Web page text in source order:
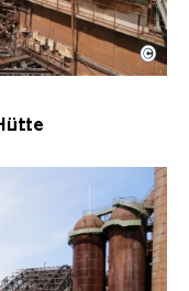
Hütte mit
Hütte | Karl
©